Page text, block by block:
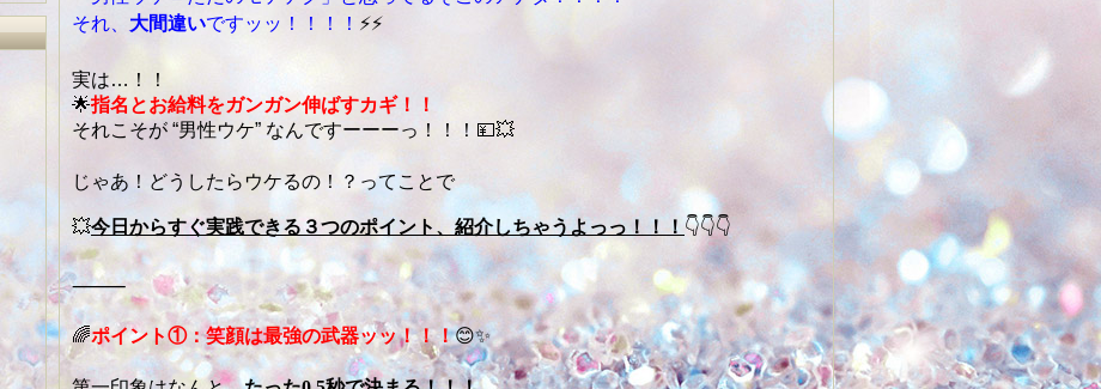
それ、 大間違いですッッ！！！！ ⚡⚡
実は…！！
🌟指名とお給料をガンガン伸ばすカギ！！
それこそが “男性ウケ” なんですーーーっ！！！💴💥
じゃあ！どうしたらウケるの！？ってことで
💥今日からすぐ実践できる３つのポイント、紹介しちゃうよっっ！！！ 👇👇👇
⸻
🌈ポイント①：笑顔は最強の武器ッッ！！！😊✨